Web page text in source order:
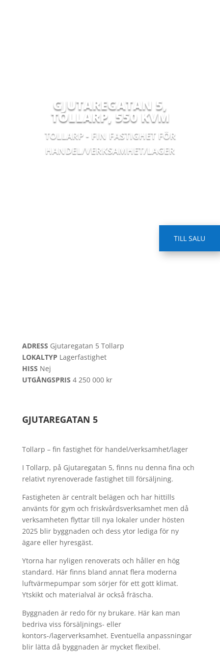
GJUTAREGATAN 5,
TOLLARP,550 KVM
TOLLARP - FIN FASTIGHET FÖR
HANDEL/VERKSAMHET/LAGER
TILL SALU
ADRESS Gjutaregatan 5 Tollarp
LOKALTYP Lagerfastighet
HISS Nej
UTGÅNGSPRIS 4 250 000 kr
GJUTAREGATAN 5
Tollarp – fin fastighet för handel/verksamhet/lager
I Tollarp, på Gjutaregatan 5, finns nu denna fina och
relativt nyrenoverade fastighet till försäljning.
Fastigheten är centralt belägen och har hittills
använts för gym och friskvårdsverksamhet men då
verksamheten flyttar till nya lokaler under hösten
2025 blir byggnaden och dess ytor lediga för ny
ägare eller hyresgäst.
Ytorna har nyligen renoverats och håller en hög
standard. Här finns bland annat flera moderna
luftvärmepumpar som sörjer för ett gott klimat.
Ytskikt och materialval är också fräscha.
Byggnaden är redo för ny brukare. Här kan man
bedriva viss försäljnings- eller
kontors-/lagerverksamhet. Eventuella anpassningar
blir lätta då byggnaden är mycket flexibel.